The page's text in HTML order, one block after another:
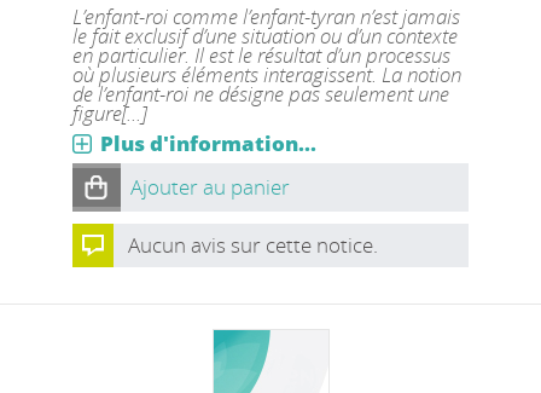
L’enfant-roi comme l’enfant-tyran n’est jamais
le fait exclusif d’une situation ou d’un contexte
en particulier. Il est le résultat d’un processus
où plusieurs éléments interagissent. La notion
de l’enfant-roi ne désigne pas seulement une
figure[...]
Plus d'information...
Ajouter au panier
Aucun avis sur cette notice.